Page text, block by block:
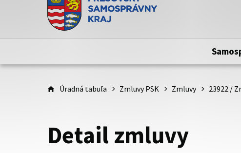
Doména psk.sk je oficiálna
Toto je oficiálna webová stránka Prešovského
Úradná tabuľa Zmluvy PSK Zmluvy 23922 /
Detail zmluvy